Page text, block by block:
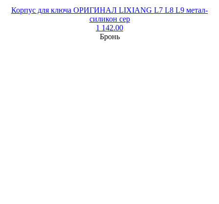
Корпус для ключа ОРИГИНАЛ LIXIANG L7 L8 L9 метал-
силикон сер
1 142.00
Бронь